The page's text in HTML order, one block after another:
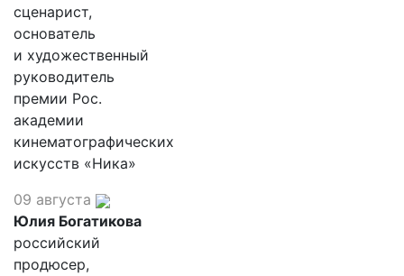
сценарист,
основатель
и художественный
руководитель
премии Рос.
академии
кинематографических
искусств «Ника»
09 августа
Юлия Богатикова
российский
продюсер,